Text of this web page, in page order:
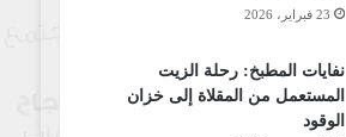
23 فبراير، 2026
نفايات المطبخ: رحلة الزيت
المستعمل من المقلاة إلى خزان
الوقود